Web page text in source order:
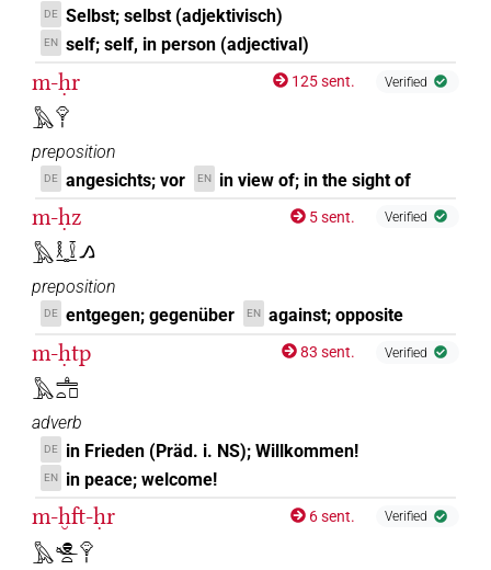
DE Selbst; selbst (adjektivisch)
EN self; self, in person (adjectival)
m-ḥr
𓅓𓁷𓏤
125 sent. Verified
preposition
DE angesichts; vor EN in view of; in the sight of
m-ḥz
𓅓𓎛𓎿𓊃𓂻
5 sent. Verified
preposition
DE entgegen; gegenüber EN against; opposite
m-ḥtp
𓅓𓊵𓏏𓊪
83 sent. Verified
adverb
DE in Frieden (Präd. i. NS); Willkommen!
EN in peace; welcome!
m-ḫft-ḥr
𓅓𓐍𓆑𓏏𓁷𓏤
6 sent. Verified